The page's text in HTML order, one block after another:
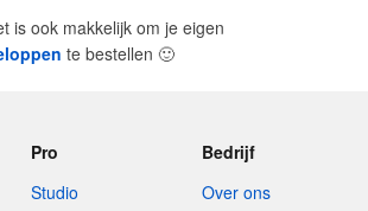
is ook makkelijk om je eigen
te bestellen 🙂
Pro
Studio
Bedrijf
Over ons